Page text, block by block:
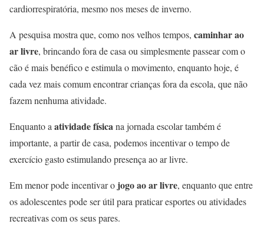
cardiorrespiratória, mesmo nos meses de inverno.
A pesquisa mostra que, como nos velhos tempos, caminhar ao
ar livre, brincando fora de casa ou simplesmente passear com o
cão é mais benéfico e estimula o movimento, enquanto hoje, é
cada vez mais comum encontrar crianças fora da escola, que não
fazem nenhuma atividade.
Enquanto a atividade físicana jornada escolar também é
importante, a partir de casa, podemos incentivar o tempo de
exercício gasto estimulando presença ao ar livre.
Em menor pode incentivar o jogo ao ar livre, enquanto que entre
os adolescentes pode ser útil para praticar esportes ou atividades
recreativas com os seus pares.